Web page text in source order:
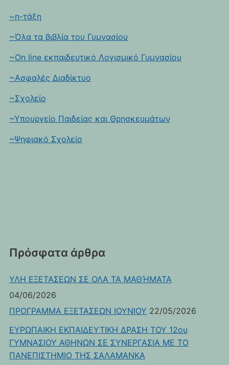
~η-τάξη
~Όλα τα βιβλία του Γυμνασίου
~On line εκπαιδευτικό Λογισμικό Γυμνασίου
~Ασφαλές Διαδίκτυο
~Σχολείο
~Υπουργείο Παιδείας και Θρησκευμάτων
~Ψηφιακό Σχολείο
Πρόσφατα άρθρα
ΥΛΗ ΕΞΕΤΑΣΕΩΝ ΣΕ ΟΛΑ ΤΑ ΜΑΘΉΜΑΤΑ
04/06/2026
ΠΡΟΓΡΑΜΜΑ ΕΞΕΤΑΣΕΩΝ ΙΟΥΝΙΟΥ 22/05/2026
ΕΥΡΩΠΑΙΚΗ ΕΚΠΑΙΔΕΥΤΙΚΗ ΔΡΑΣΗ ΤΟΥ 12ου
ΓΥΜΝΑΣΙΟΥ ΑΘΗΝΩΝ ΣΕ ΣΥΝΕΡΓΑΣΙΑ ΜΕ ΤΟ
ΠΑΝΕΠΙΣΤΗΜΙΟ ΤΗΣ ΣΑΛΑΜΑΝΚΑ